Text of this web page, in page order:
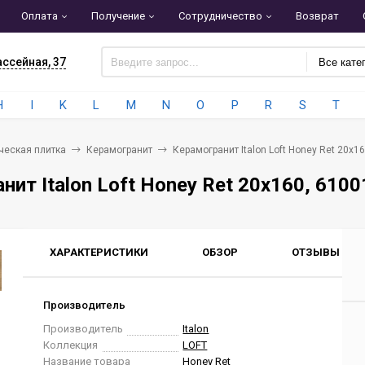
Оплата Получение Сотрудничество Возврат
37 Все
I K L M N O P R S T
плитка Керамогранит Керамогранит Italon Loft Honey Ret
Italon Loft Honey Ret 20x160,
ХАРАКТЕРИСТИКИ ОБЗОР ОТЗЫВЫ
Производитель
Производитель
Italon
Коллекция
LOFT
Название товара
Honey Ret